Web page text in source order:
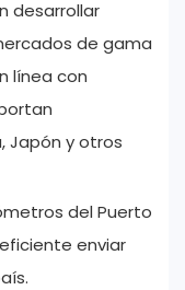
desarrollar
de gama
línea con
Japón y otros
del Puerto
enviar